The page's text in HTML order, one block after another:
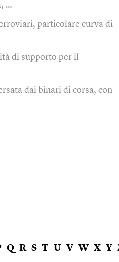
…
particolare curva di
di supporto per il
dai binari di corsa, con
Q R S T U V W X Y